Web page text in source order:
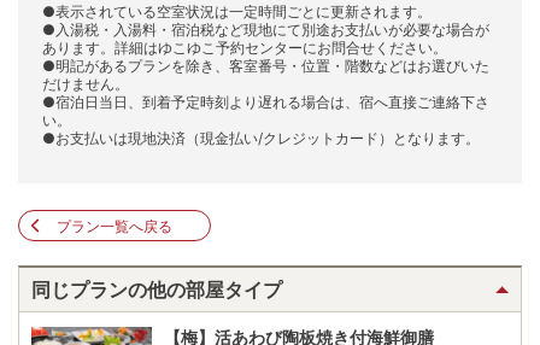
●表示されている空室状況は一定時間ごとに更新されます。
●入湯税・入湯料・宿泊税など現地にて別途お支払いが必要な場合が
あります。詳細はゆこゆこ予約センターにお問合せください。
●明記があるプランを除き、客室番号・位置・階数などはお選びいた
だけません。
●宿泊日当日、到着予定時刻より遅れる場合は、宿へ直接ご連絡下さ
い。
●お支払いは現地決済（現金払い/クレジットカード）となります。
プラン一覧へ戻る
同じプランの他の部屋タイプ
【梅】活あわび陶板焼き付海鮮御膳